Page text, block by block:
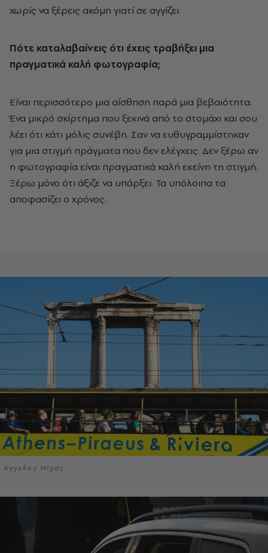
χωρίς να ξέρεις ακόμη γιατί σε αγγίζει.
Πότε καταλαβαίνεις ότι έχεις τραβήξει μια
πραγματικά καλή φωτογραφία;
Είναι περισσότερο μια αίσθηση παρά μια βεβαιότητα.
Ένα μικρό σκίρτημα που ξεκινά από το στομάχι και σου
λέει ότι κάτι μόλις συνέβη. Σαν να ευθυγραμμίστηκαν
για μια στιγμή πράγματα που δεν ελέγχεις. Δεν ξέρω αν
η φωτογραφία είναι πραγματικά καλή εκείνη τη στιγμή.
Ξέρω μόνο ότι άξιζε να υπάρξει. Τα υπόλοιπα τα
αποφασίζει ο χρόνος.
Άγγελος Μίχας